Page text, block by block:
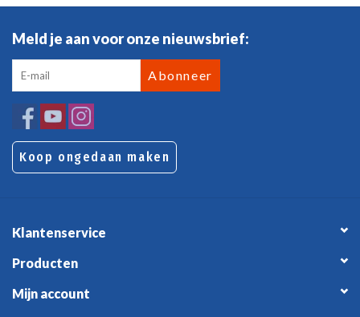
Meld je aan voor onze nieuwsbrief:
Abonneer
Koop ongedaan maken
Klantenservice
Producten
Mijn account